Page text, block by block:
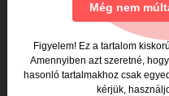
Még nem
Figyelem! Ez a tartalom
Amennyiben azt szeretné,
hasonló tartalmakhoz csak
kérjük,